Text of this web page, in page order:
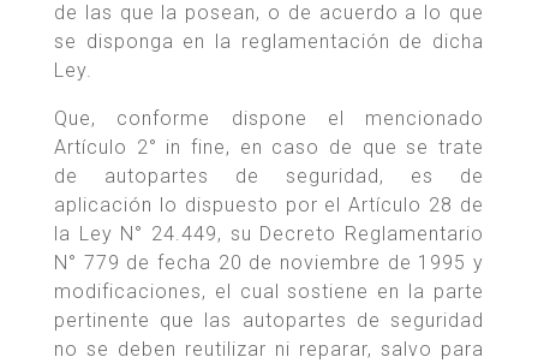
de las que la posean, o de acuerdo a lo que
se disponga en la reglamentación de dicha
Ley.
Que, conforme dispone el mencionado
Artículo 2° in fine, en caso de que se trate
de autopartes de seguridad, es de
aplicación lo dispuesto por el Artículo 28 de
la Ley N° 24.449, su Decreto Reglamentario
N° 779 de fecha 20 de noviembre de 1995 y
modificaciones, el cual sostiene en la parte
pertinente que las autopartes de seguridad
no se deben reutilizar ni reparar, salvo para